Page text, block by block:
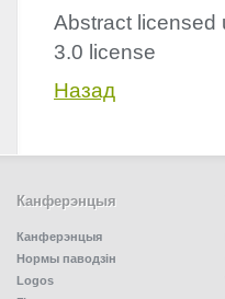
Abstract licensed
3.0 license
Назад
Канферэнцыя
Канферэнцыя
Нормы паводзін
Logos